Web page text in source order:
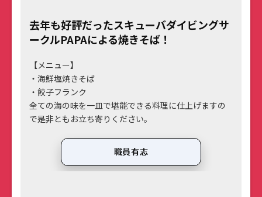
去年も好評だったスキューバダイビングサ
ークルPAPAによる焼きそば！
【メニュー】
・海鮮塩焼きそば
・餃子フランク
全ての海の味を一皿で堪能できる料理に仕上げますの
で是非ともお立ち寄りください。
職員有志